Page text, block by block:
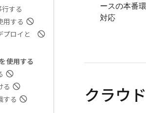
する
用する
プロイと
使用する
る
する
ースの本番
対応
クラウ